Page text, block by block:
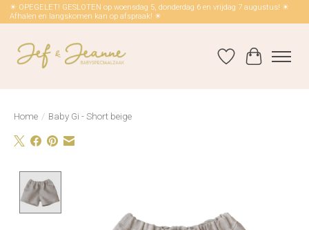
☀ OPEGELET! GESLOTEN op woensdag 5, donderdag 6 en vrijdag 7 augustus! ☀
Afhalen en langskomen kan op afspraak! ☀
Verlanglijst
Home / Baby Gi - Short beige